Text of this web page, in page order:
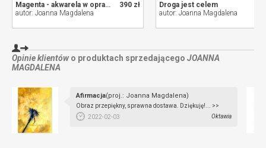
390 zł
Magenta - akwarela w oprawie
autor: Joanna Magdalena
Droga jest celem
autor: Joanna Magdalena
Opinie klientów o produktach sprzedającego JOANNA
MAGDALENA
Afirmacja(proj.: Joanna Magdalena)
Obraz przepiękny, sprawna dostawa. Dziękuję!... >>
2022-02-03
Oktawia